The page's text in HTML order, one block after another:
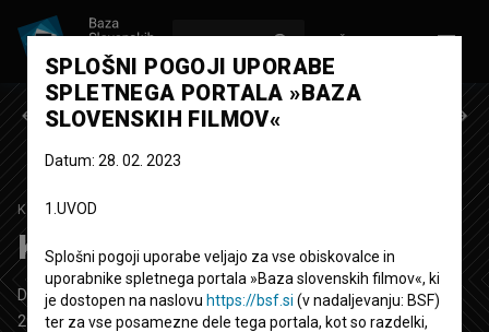
Prejšnja epizoda
KRASNI NOVI DOM
Krasni novi dom: Piknik
Dokumentarna serija 6' 46''
2021
Slovenija
SPLOŠNI POGOJI UPORABE
SPLETNEGA PORTALA »BAZA
SLOVENSKIH FILMOV«
Datum: 28. 02. 2023
1.UVOD
Splošni pogoji uporabe veljajo za vse obiskovalce in
uporabnike spletnega portala »Baza slovenskih filmov«, ki
je dostopen na naslovu https://bsf.si (v nadaljevanju: BSF)
ter za vse posamezne dele tega portala, kot so razdelki,